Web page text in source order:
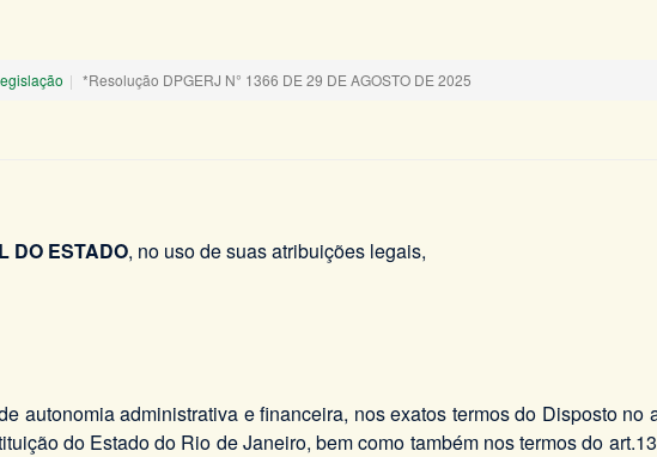
*Resolução DPGERJ N° 1366 DE 29 DE AGOSTO DE 2025
DO ESTADO, no uso de suas atribuições legais,
autonomia administrativa e financeira, nos exatos termos do Disposto no
do Estado do Rio de Janeiro, bem como também nos termos do